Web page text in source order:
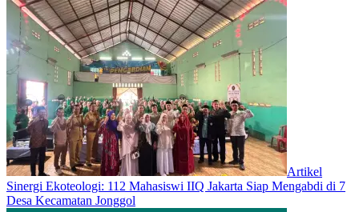
Artikel
‎Sinergi Ekoteologi: 112 Mahasiswi IIQ Jakarta Siap Mengabdi di 7
Desa Kecamatan Jonggol